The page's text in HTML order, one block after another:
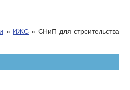
» ИЖС »СНиП для строительства